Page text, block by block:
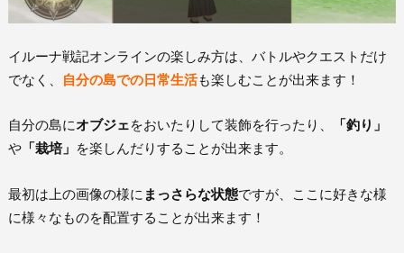
イルーナ戦記オンラインの楽しみ方は、バトルやクエストだけ
でなく、
自分の島での日常生活も楽しむことが出来ます！
自分の島にオブジェをおいたりして装飾を行ったり、
「釣り」
や「栽培」 を楽しんだりすることが出来ます。
最初は上の画像の様に まっさらな状態ですが、ここに好きな様
に様々なものを配置することが出来ます！